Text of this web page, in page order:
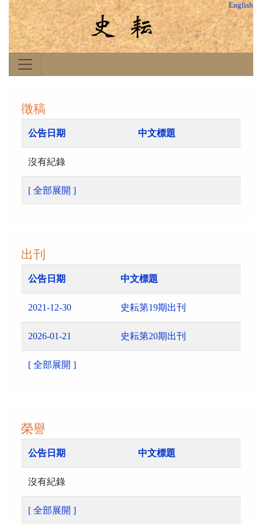
English
徵稿
公告日期 中文標題
沒有紀錄
[ 全部展開 ]
出刊
公告日期 中文標題
2021-12-30 史耘第19期出刊
2026-01-21 史耘第20期出刊
[ 全部展開 ]
榮譽
公告日期 中文標題
沒有紀錄
[ 全部展開 ]